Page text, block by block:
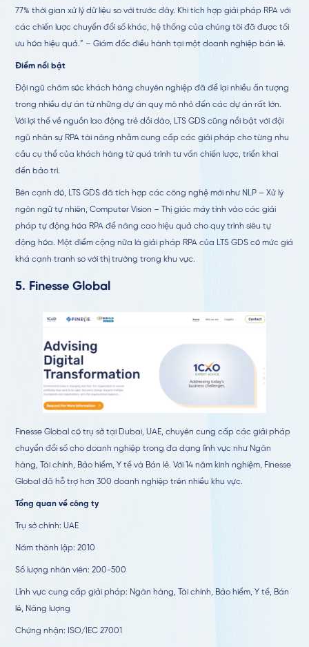
77% thời gian xử lý dữ liệu so với trước đây. Khi tích hợp giải pháp RPA với
các chiến lược chuyển đổi số khác, hệ thống của chúng tôi đã được tối
ưu hóa hiệu quả.” – Giám đốc điều hành tại một doanh nghiệp bán lẻ.
Điểm nổi bật
Đội ngũ chăm sóc khách hàng chuyên nghiệp đã để lại nhiều ấn tượng
trong nhiều dự án từ những dự án quy mô nhỏ đến các dự án rất lớn.
Với lợi thế về nguồn lao động trẻ dồi dào, LTS GDS cũng nổi bật với đội
ngũ nhân sự RPA tài năng nhằm cung cấp các giải pháp cho từng nhu
cầu cụ thể của khách hàng từ quá trình tư vấn chiến lược, triển khai
đến bảo trì.
Bên cạnh đó, LTS GDS đã tích hợp các công nghệ mới như NLP – Xử lý
ngôn ngữ tự nhiên, Computer Vision – Thị giác máy tính vào các giải
pháp tự động hóa RPA để nâng cao hiệu quả cho quy trình siêu tự
động hóa. Một điểm cộng nữa là giải pháp RPA của LTS GDS có mức giá
khá cạnh tranh so với thị trường trong khu vực.
5. Finesse Global
Finesse Global có trụ sở tại Dubai, UAE, chuyên cung cấp các giải pháp
chuyển đổi số cho doanh nghiệp trong đa dạng lĩnh vực như Ngân
hàng, Tài chính, Bảo hiểm, Y tế và Bán lẻ. Với 14 năm kinh nghiệm, Finesse
Global đã hỗ trợ hơn 300 doanh nghiệp trên nhiều khu vực.
Tổng quan về công ty
Trụ sở chính: UAE
Năm thành lập: 2010
Số lượng nhân viên: 200-500
Lĩnh vực cung cấp giải pháp: Ngân hàng, Tài chính, Bảo hiểm, Y tế, Bán
lẻ, Năng lượng
Chứng nhận: ISO/IEC 27001